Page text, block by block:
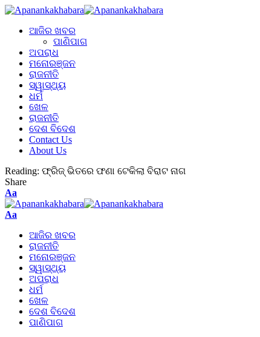
ଆଜିର ଖବର
ପାଣିପାଗ
ଅପରାଧ
ମନୋରଞ୍ଜନ
ରାଜନୀତି
ସ୍ୱାସ୍ଥ୍ୟ
ଧର୍ମ
ଖେଳ
ରାଜନୀତି
ଦେଶ ବିଦେଶ
Contact Us
About Us
Reading: ଫ୍ରିଜ୍ ଭିତରେ ଫଣା ଟେକିଲା ବିରାଟ ନାଗ
Share
Aa
Aa
ଆଜିର ଖବର
ରାଜନୀତି
ମନୋରଞ୍ଜନ
ସ୍ୱାସ୍ଥ୍ୟ
ଅପରାଧ
ଧର୍ମ
ଖେଳ
ଦେଶ ବିଦେଶ
ପାଣିପାଗ